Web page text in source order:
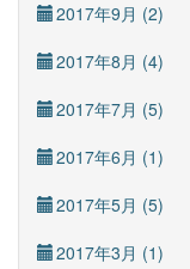
2017年9月 (2)
2017年8月 (4)
2017年7月 (5)
2017年6月 (1)
2017年5月 (5)
2017年3月 (1)